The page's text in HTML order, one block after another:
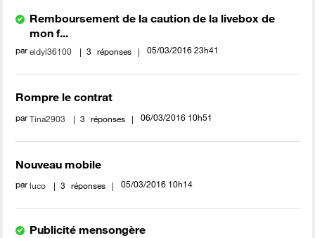
Remboursement de la caution de la livebox de
mon f...
pareidyl36100 3 réponses ‎05/03/2016 23h41
Rompre le contrat
parTina2903 3 réponses ‎06/03/2016 10h51
Nouveau mobile
parluco 3 réponses ‎05/03/2016 10h14
Publicité mensongère